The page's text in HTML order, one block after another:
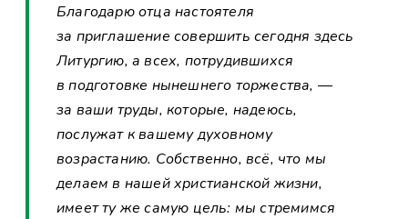
Благодарю отца настоятеля
за приглашение совершить сегодня здесь
Литургию, а всех, потрудившихся
в подготовке нынешнего торжества, —
за ваши труды, которые, надеюсь,
послужат к вашему духовному
возрастанию. Собственно, всё, что мы
делаем в нашей христианской жизни,
имеет ту же самую цель: мы стремимся